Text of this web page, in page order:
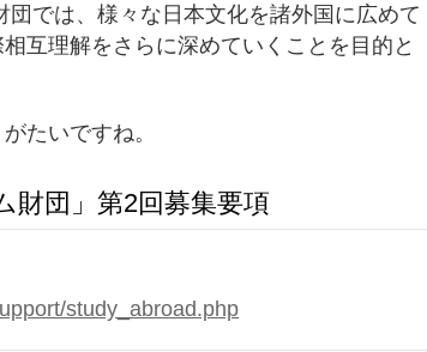
では、様々な日本文化を諸外国に広めて
互理解をさらに深めていくことを目的と
たいですね。
財団」第2回募集要項
study_abroad.php